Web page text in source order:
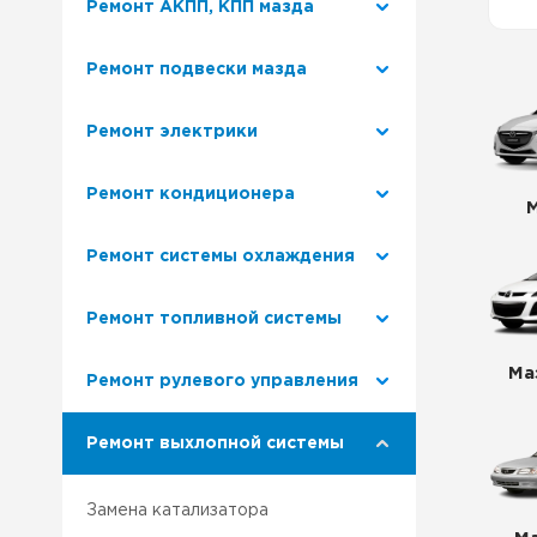
Ремонт АКПП, КПП мазда
Ремонт подвески мазда
Ремонт электрики
Ремонт кондиционера
Ремонт системы охлаждения
Ремонт топливной системы
Ремонт рулевого управления
Ремонт выхлопной системы
Замена катализатора